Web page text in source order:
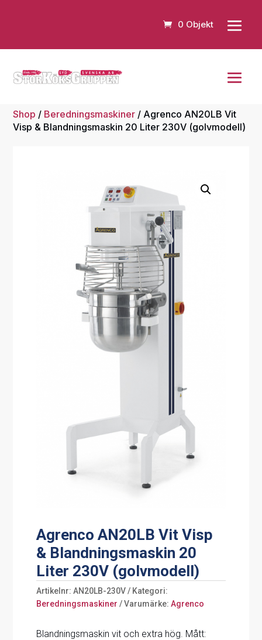
0 Objekt
Shop / Beredningsmaskiner / Agrenco AN20LB Vit
Visp & Blandningsmaskin 20 Liter 230V (golvmodell)
Agrenco AN20LB Vit Visp
& Blandningsmaskin 20
Liter 230V (golvmodell)
Artikelnr:AN20LB-230V
Kategori:
Beredningsmaskiner
Varumärke:Agrenco
Blandningsmaskin vit och extra hög. Mått: